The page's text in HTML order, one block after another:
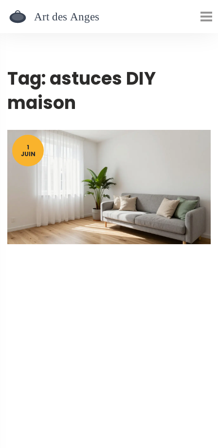
Tag: astuces DIY
maison
1
JUIN